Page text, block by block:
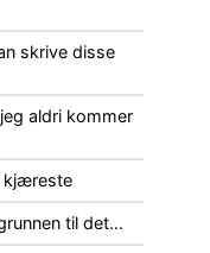
skrive disse
aldri kommer
kjæreste
til det…